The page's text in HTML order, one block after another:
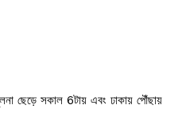
ছেড়ে সকাল 6টায় এবং ঢাকায় পৌঁছায়